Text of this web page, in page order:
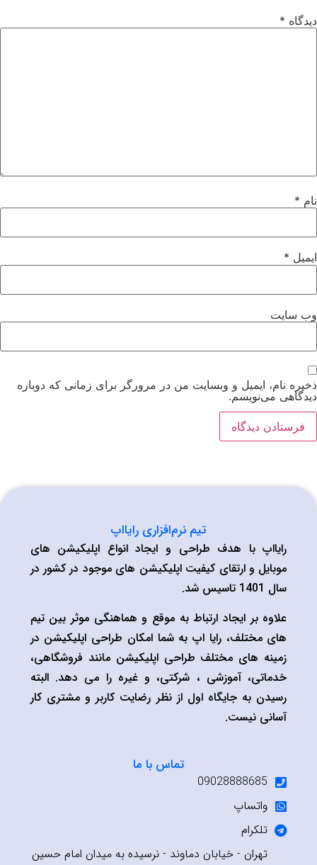
*
ایمیل و وبسایت من در مرورگر برای زمانی که دوباره
می‌نویسم.
تیم نرم‌افزاری رایااپ
رایااپ با هدف طراحی و ایجاد انواع اپلیکیشن های
موبایل و ارتقای کیفیت اپلیکیشن های موجود در کشور در
علاوه بر ایجاد ارتباط به موقع و هماهنگی موثر بین تیم
های مختلف، رایا اپ به شما امکان طراحی اپلیکیشن در
زمینه های مختلف طراحی اپلیکیشن مانند فروشگاهی،
خدماتی، آموزشی ، شرکتی، و غیره را می دهد. البته
رسیدن به جایگاه اول از نظر رضایت کاربر و مشتری کار
آسانی نیست.
تماس با ما
09028888685
واتساپ
تلکرام
تهران - خیابان دماوند - نرسیده به میدان امام حسین